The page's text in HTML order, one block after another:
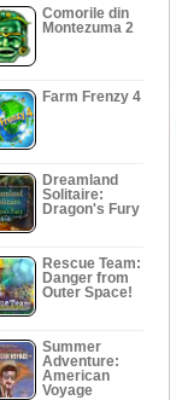
Comorile din
Montezuma 2
Farm Frenzy 4
Dreamland
Solitaire:
Dragon's Fury
Rescue Team:
Danger from
Outer Space!
Summer
Adventure:
American
Voyage